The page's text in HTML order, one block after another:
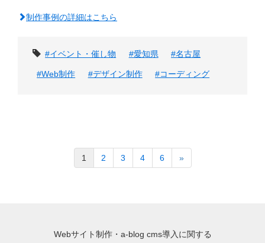
制作事例の詳細はこちら
タグ
#イベント・催し物 #愛知県 #名古屋
#Web制作 #デザイン制作 #コーディング
1 2 3 4 6 »
Webサイト制作・a-blog cms導入に関する